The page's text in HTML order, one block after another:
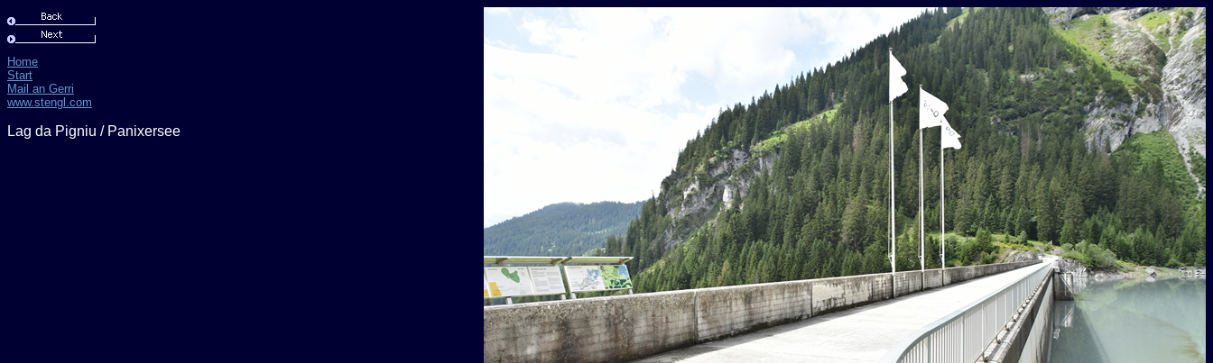
Home
Start
Mail an Gerri
www.stengl.com
Lag da Pigniu / Panixersee